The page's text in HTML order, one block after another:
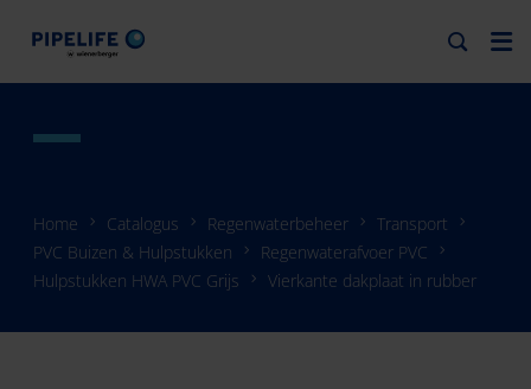
Home Catalogus Regenwaterbeheer
Transport
PVC Buizen & Hulpstukken
Regenwaterafvoer PVC
Hulpstukken HWA PVC Grijs
Vierkante dakplaat in rubber